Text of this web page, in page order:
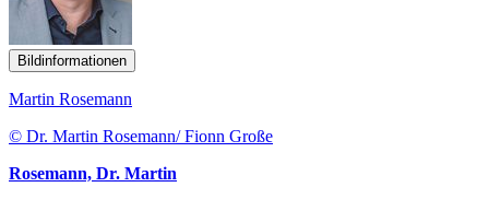
Bildinformationen
Martin Rosemann
© Dr. Martin Rosemann/ Fionn Große
Rosemann, Dr. Martin